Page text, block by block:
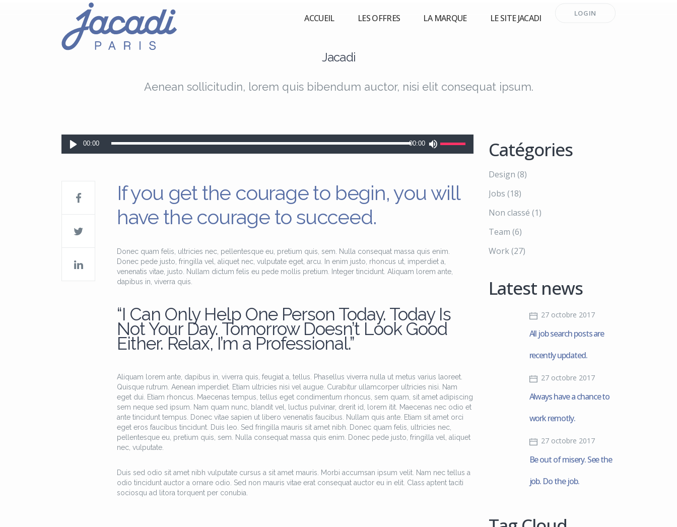
ACCUEIL LES OFFRES LA MARQUE LE SITE JACADI LOGIN
Jacadi
Aenean sollicitudin, lorem quis bibendum auctor, nisi elit consequat ipsum.
Lecteur
audio
00:00 00:00
Utilisez
les
haut/bas
pour
diminuer
le
volume.
If you get the courage to begin, you will
have the courage to succeed.
Donec quam felis, ultricies nec, pellentesque eu, pretium quis, sem. Nulla consequat massa quis enim.
Donec pede justo, fringilla vel, aliquet nec, vulputate eget, arcu. In enim justo, rhoncus ut, imperdiet a,
venenatis vitae, justo. Nullam dictum felis eu pede mollis pretium. Integer tincidunt. Aliquam lorem ante,
dapibus in, viverra quis.
“I Can Only Help One Person Today. Today Is
Not Your Day. Tomorrow Doesn’t Look Good
Either. Relax, I’m a Professional.”
Aliquam lorem ante, dapibus in, viverra quis, feugiat a, tellus. Phasellus viverra nulla ut metus varius laoreet.
Quisque rutrum. Aenean imperdiet. Etiam ultricies nisi vel augue. Curabitur ullamcorper ultricies nisi. Nam
eget dui. Etiam rhoncus. Maecenas tempus, tellus eget condimentum rhoncus, sem quam, sit amet adipiscing
sem neque sed ipsum. Nam quam nunc, blandit vel, luctus pulvinar, drerit id, lorem itit. Maecenas nec odio et
ante tincidunt tempus. Donec vitae sapien ut libero venenatis faucibus. Nullam quis ante. Etiam sit amet orci
eget eros faucibus tincidunt. Duis leo. Sed fringilla mauris sit amet nibh. Donec quam felis, ultricies nec,
pellentesque eu, pretium quis, sem. Nulla consequat massa quis enim. Donec pede justo, fringilla vel, aliquet
nec, vulputate.
Duis sed odio sit amet nibh vulputate cursus a sit amet mauris. Morbi accumsan ipsum velit. Nam nec tellus a
odio tincidunt auctor a ornare odio. Sed non mauris vitae erat consequat auctor eu in elit. Class aptent taciti
sociosqu ad litora torquent per conubia.
Catégories
Design (8)
Jobs (18)
Non classé (1)
Team (6)
Work(27)
Latest news
27 octobre 2017
All job search posts are
recently updated.
27 octobre 2017
Always have a chance to
work remotly.
27 octobre 2017
Be out of misery. See the
job. Do the job.